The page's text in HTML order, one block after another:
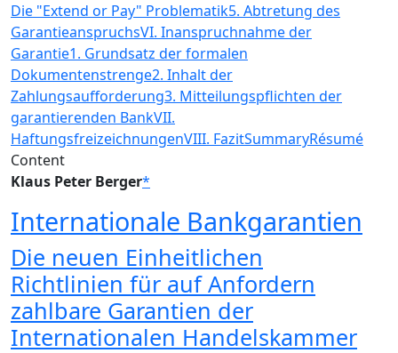
Die "Extend or Pay" Problematik5. Abtretung des
GarantieanspruchsVI. Inanspruchnahme der
Garantie1. Grundsatz der formalen
Dokumentenstrenge2. Inhalt der
Zahlungsaufforderung3. Mitteilungspflichten der
garantierenden BankVII.
HaftungsfreizeichnungenVIII. FazitSummaryRésumé
Content
Klaus Peter Berger*
Internationale Bankgarantien
Die neuen Einheitlichen
Richtlinien für auf Anfordern
zahlbare Garantien der
Internationalen Handelskammer